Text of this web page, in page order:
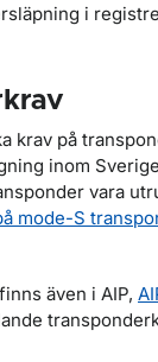
i
krav på
inom
vara
mode-S
även i AIP,